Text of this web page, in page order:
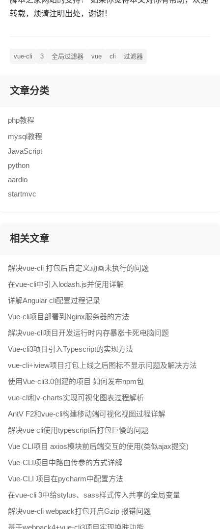
转载，烦请注明出处，谢谢！
vue-cli 3 全局过滤器 vue cli 过滤器
文章分类
php教程
mysql教程
JavaScript
python
aardio
startmvc
相关文章
解决vue-cli 打包后自定义动画未执行的问题
在vue-cli中引入lodash.js并使用详解
详解Angular cli配置过程记录
Vue-cli项目部署到Nginx服务器的方法
解决vue-cli项目开发运行时内存暴涨卡死电脑问题
Vue-cli3项目引入Typescript的实现方法
vue-cli+iview项目打包上线之后图标不显示问题及解决方法
使用Vue-cli3.0创建的项目 如何发布npm包
vue-cli和v-charts实现可视化图表过程解析
AntV F2和vue-cli构建移动端可视化视图过程详解
解决vue cli使用typescript后打包巨慢的问题
Vue CLI项目 axios模块前后端交互的使用(类似ajax提交)
Vue-CLI项目中路由传参的方式详解
Vue-CLI 项目在pycharm中配置方法
在vue-cli 3中给stylus、sass样式传入共享的全局变量
解决vue-cli webpack打包开启Gzip 报错问题
基于webpack4+vue-cli3项目实现换肤功能